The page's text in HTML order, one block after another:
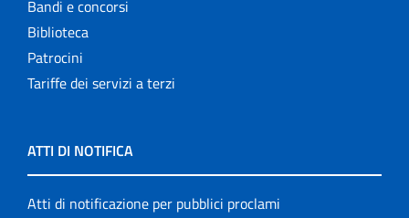
Bandi e concorsi
Biblioteca
Patrocini
Tariffe dei servizi a terzi
ATTI DI NOTIFICA
Atti di notificazione per pubblici proclami